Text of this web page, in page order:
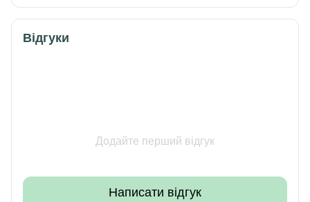
Відгуки
Додайте перший відгук
Написати відгук